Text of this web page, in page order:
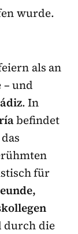
wurde.
als an
und
. In
befindet
für
durch die